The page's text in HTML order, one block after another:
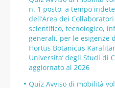
n. 1 posto, a tempo
dell’Area dei
scientifico, tecnologico,
generali, per le esigenze
Hortus Botanicus
Universita’ degli Studi di
aggiornato al 2026
Quiz Avviso di mobilità